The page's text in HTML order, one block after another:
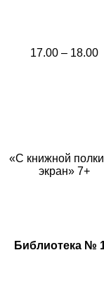
17.00 – 18.00
«С книжной
экран» 7+
Библиотека №